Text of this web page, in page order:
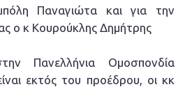
Παναγιώτα και για την
ο κ Κουρούκλης Δημήτρης
Πανελλήνια Ομοσπονδία
εκτός του προέδρου, οι κκ